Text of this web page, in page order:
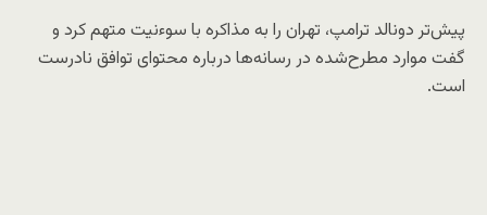
پیش‌تر دونالد ترامپ، تهران را به مذاکره با سوءنیت متهم کرد و
گفت موارد مطرح‌شده در رسانه‌ها درباره محتوای توافق نادرست
است.